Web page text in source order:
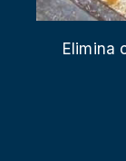
Elimina